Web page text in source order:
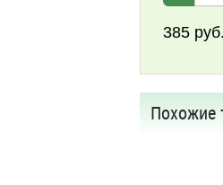
385 руб.
Похожие